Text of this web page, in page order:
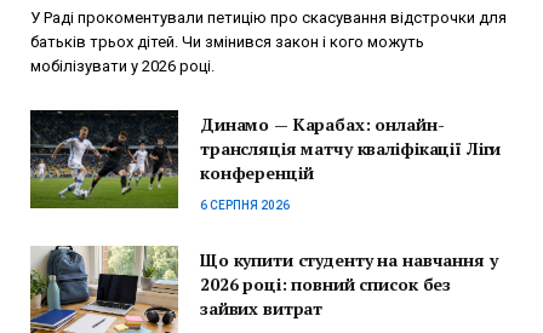
У Раді прокоментували петицію про скасування відстрочки для
батьків трьох дітей. Чи змінився закон і кого можуть
мобілізувати у 2026 році.
Динамо — Карабах: онлайн-
трансляція матчу кваліфікації Ліги
конференцій
6 СЕРПНЯ 2026
Що купити студенту на навчання у
2026 році: повний список без
зайвих витрат